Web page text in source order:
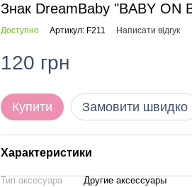
Знак DreamBaby "BABY ON
Доступно Артикул: F211 Написати відгук
120 грн
Купити Замовити швидко
Характеристики
Тип аксесуара Другие аксессуары